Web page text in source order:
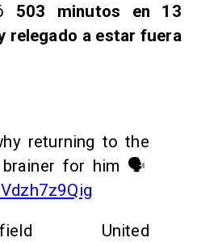
503 minutos en 13
relegado a estar fuera
returning to the
for him 🗣️
United